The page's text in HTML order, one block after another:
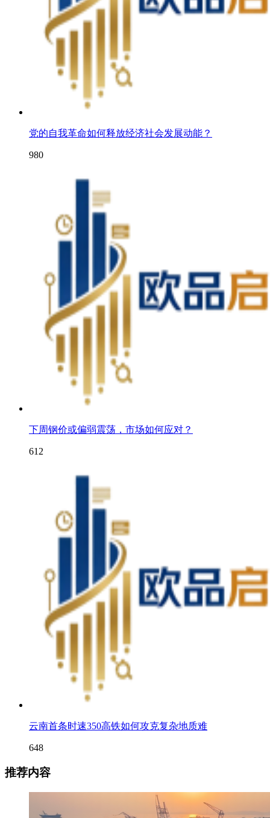
党的自我革命如何释放经济社会发展动能？
980
下周钢价或偏弱震荡，市场如何应对？
612
云南首条时速350高铁如何攻克复杂地质难
648
推荐内容